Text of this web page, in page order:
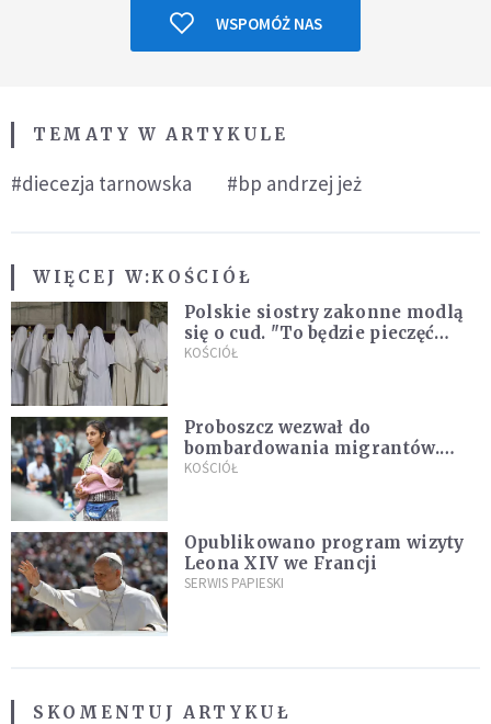
WSPOMÓŻ NAS
TEMATY W ARTYKULE
#diecezja tarnowska #bp andrzej jeż
WIĘCEJ W:KOŚCIÓŁ
Polskie siostry zakonne modlą
się o cud. "To będzie pieczęć
Pana Boga dla naszej wiary"
KOŚCIÓŁ
Proboszcz wezwał do
bombardowania migrantów.
"Masowy ogień przeciwko
KOŚCIÓŁ
Opublikowano program wizyty
Leona XIV we Francji
SERWIS PAPIESKI
SKOMENTUJ ARTYKUŁ